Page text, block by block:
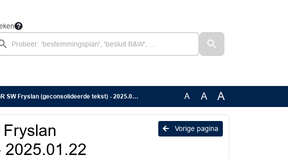
SW Fryslan (geconsolideerde tekst) - 2025.01.22 A A A
Vorige pagina
2025.01.22